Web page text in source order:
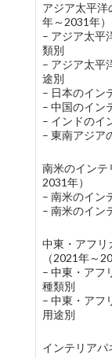
アジア太平洋
年～2031年）
– アジア太平
類別
– アジア太平
途別
– 日本のイン
– 中国のイン
– インドのイ
– 東南アジア
南米のインテ
2031年）
– 南米のイン
– 南米のイン
中東・アフリ
（2021年～
– 中東・アフ
種類別
– 中東・アフ
用途別
インテリア